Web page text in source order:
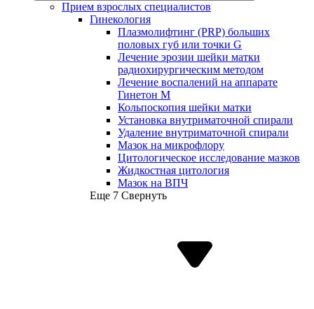
Прием взрослых специалистов
Гинекология
Плазмолифтинг (PRP) больших
половых губ или точки G
Лечение эрозии шейки матки
радиохирургическим методом
Лечение воспалений на аппарате
Гинетон М
Кольпоскопия шейки матки
Установка внутриматочной спирали
Удаление внутриматочной спирали
Мазок на микрофлору
Цитологическое исследование мазков
Жидкостная цитология
Мазок на ВПЧ
Еще 7 Свернуть